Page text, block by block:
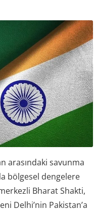
arasındaki savunma
bölgesel dengelere
Bharat Shakti,
Delhi’nin Pakistan’a